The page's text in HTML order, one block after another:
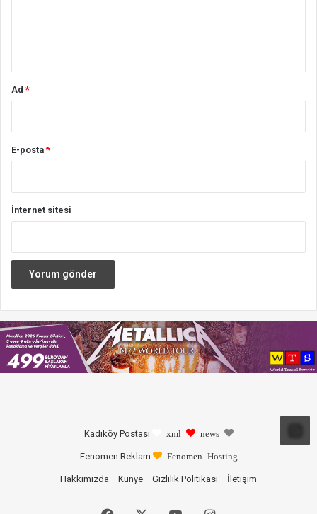
Ad*
E-posta*
İnternet sitesi
Kadıköy Postası xml news
Fenomen Reklam Fenomen Hosting
Hakkımızda Künye Gizlilik Politikası İletişim